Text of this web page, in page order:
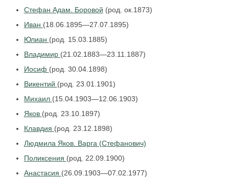
Стефан Адам. Боровой (род. ок.1873)
Иван (18.06.1895—27.07.1895)
Юлиан (род. 15.03.1885)
Владимир (21.02.1883—23.11.1887)
Иосиф (род. 30.04.1898)
Викентий (род. 23.01.1901)
Михаил (15.04.1903—12.06.1903)
Яков (род. 23.10.1897)
Клавдия (род. 23.12.1898)
Людмила Яков. Варга (Стефанович)
Поликсения (род. 22.09.1900)
Анастасия (26.09.1903—07.02.1977)